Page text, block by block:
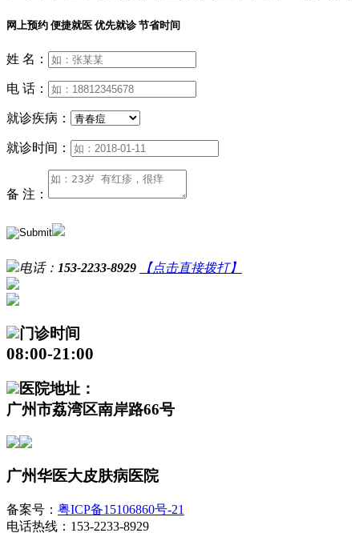
网上预约 便捷就医 优先就诊 节省时间
姓 名：
电 话：
就诊疾病：
就诊时间：
备 注：
电话： 153-2233-8929 【点击直接拨打】
门诊时间
08:00-21:00
医院地址：
广州市荔湾区南岸路66号
广州华医大皮肤病医院
备案号： 粤ICP备15106860号-21
电话热线：153-2233-8929